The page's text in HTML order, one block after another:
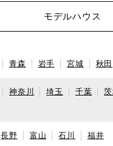
モデルハウス
青森 岩手 宮城 秋田
神奈川 埼玉 千葉
長野 富山 石川 福井